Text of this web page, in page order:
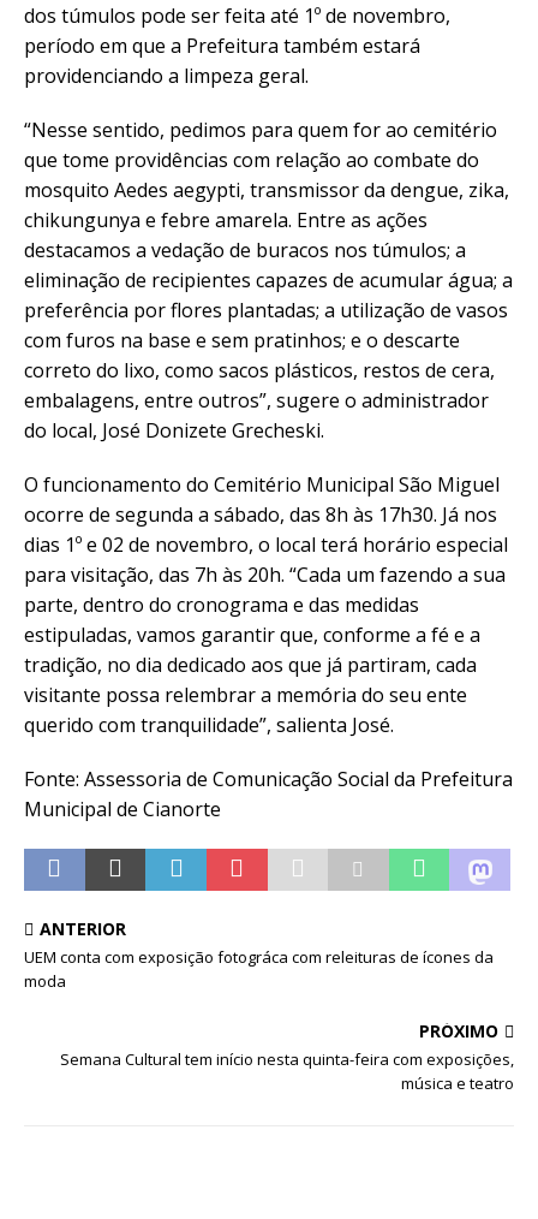
dos túmulos pode ser feita até 1º de novembro,
período em que a Prefeitura também estará
providenciando a limpeza geral.
“Nesse sentido, pedimos para quem for ao cemitério
que tome providências com relação ao combate do
mosquito Aedes aegypti, transmissor da dengue, zika,
chikungunya e febre amarela. Entre as ações
destacamos a vedação de buracos nos túmulos; a
eliminação de recipientes capazes de acumular água; a
preferência por flores plantadas; a utilização de vasos
com furos na base e sem pratinhos; e o descarte
correto do lixo, como sacos plásticos, restos de cera,
embalagens, entre outros”, sugere o administrador
do local, José Donizete Grecheski.
O funcionamento do Cemitério Municipal São Miguel
ocorre de segunda a sábado, das 8h às 17h30. Já nos
dias 1º e 02 de novembro, o local terá horário especial
para visitação, das 7h às 20h. “Cada um fazendo a sua
parte, dentro do cronograma e das medidas
estipuladas, vamos garantir que, conforme a fé e a
tradição, no dia dedicado aos que já partiram, cada
visitante possa relembrar a memória do seu ente
querido com tranquilidade”, salienta José.
Fonte: Assessoria de Comunicação Social da Prefeitura
Municipal de Cianorte
ANTERIOR
UEM conta com exposição fotográfica com releituras de ícones da
moda
PRÓXIMO
Semana Cultural tem início nesta quinta-feira com exposições,
música e teatro